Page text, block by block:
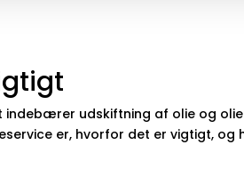
indebærer udskiftning af olie og
er, hvorfor det er vigtigt, og